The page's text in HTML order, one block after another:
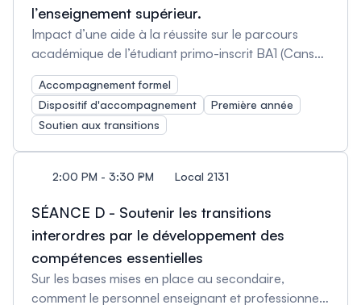
l’enseignement supérieur.
Impact d’une aide à la réussite sur le parcours
académique de l’étudiant primo-inscrit BA1 (Cansu
Altepe, étudiante au doctorat, Université Libre de
Bruxelles, Belgique) Processus d’accompagnement
institutionnel avec les facultés et écoles afin de
favoriser la réussite de la première année
universitaire (Chantal Pharand, Professeure
titulaire, Vice rectrice aux affaires étudiantes et à la
d’un objet pédagogique un dispositif central de la
stratégie d’accompagnement à la réussite
étudiante, le cas du Passeport étudiant (Hugo
Crovello, chef de service Data Pilotage Offre de
Formation, Université Côte d’Azur, France et Marie-
Accompagnement formel
Dispositif d'accompagnement
Première année
Soutien aux transitions
2:00 PM - 3:30 PM Local 2131
SÉANCE D - Soutenir les transitions
interordres par le développement des
compétences essentielles
Sur les bases mises en place au secondaire,
comment le personnel enseignant et professionnel